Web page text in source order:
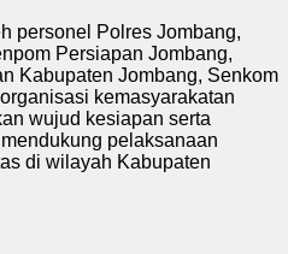
personel Polres Jombang,
Persiapan Jombang,
Kabupaten Jombang, Senkom
kemasyarakatan
wujud kesiapan serta
pelaksanaan
di wilayah Kabupaten